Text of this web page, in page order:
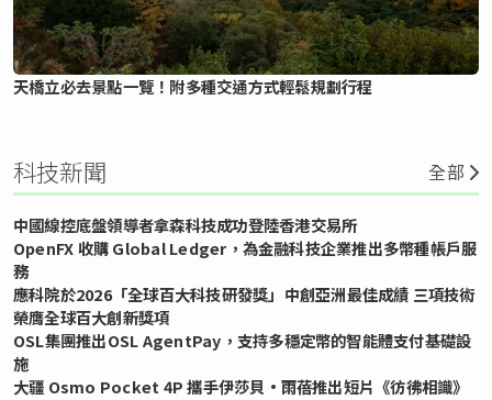
天橋立必去景點一覽！附多種交通方式輕鬆規劃行程
科技新聞 全部
中國線控底盤領導者拿森科技成功登陸香港交易所
OpenFX 收購 Global Ledger，為金融科技企業推出多幣種帳戶服
務
應科院於2026「全球百大科技研發獎」中創亞洲最佳成績 三項技術
榮膺全球百大創新獎項
OSL集團推出OSL AgentPay，支持多穩定幣的智能體支付基礎設
施
大疆 Osmo Pocket 4P 攜手伊莎貝•雨蓓推出短片《彷彿相識》